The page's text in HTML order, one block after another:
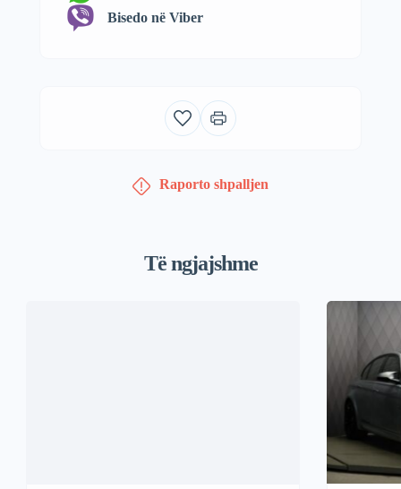
Bisedo në Viber
Raporto shpalljen
Të ngjajshme